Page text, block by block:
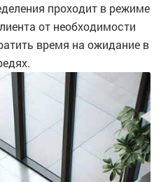
проходит в режиме
от необходимости
время на ожидание в